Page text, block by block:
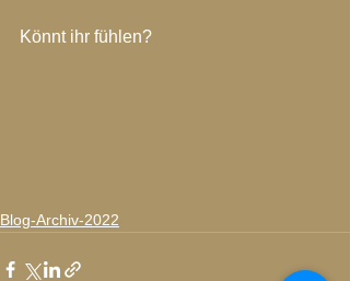
Könnt ihr fühlen?
Blog-Archiv-2022